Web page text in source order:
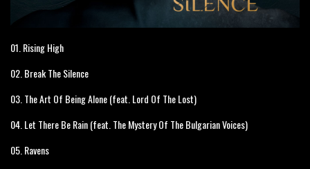
01. Rising High
02. Break The Silence
03. The Art Of Being Alone (feat. Lord Of The Lost)
04. Let There Be Rain (feat. The Mystery Of The Bulgarian Voices)
05. Ravens